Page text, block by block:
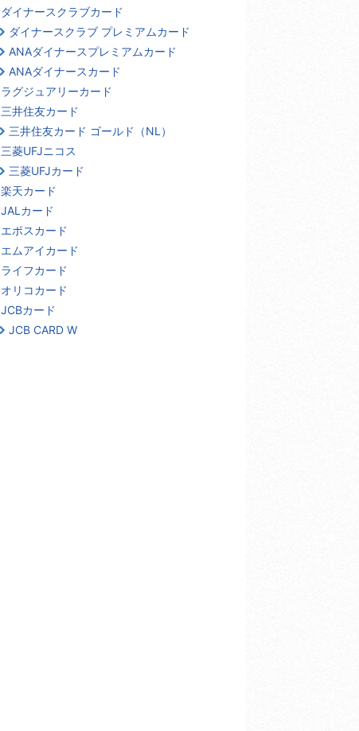
ダイナースクラブカード
ダイナースクラブ プレミアムカード
ANAダイナースプレミアムカード
ANAダイナースカード
ラグジュアリーカード
三井住友カード
三井住友カード ゴールド（NL）
三菱UFJニコス
三菱UFJカード
楽天カード
JALカード
エポスカード
エムアイカード
ライフカード
オリコカード
JCBカード
JCB CARD W